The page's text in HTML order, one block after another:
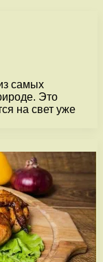
самых
Это
на свет уже